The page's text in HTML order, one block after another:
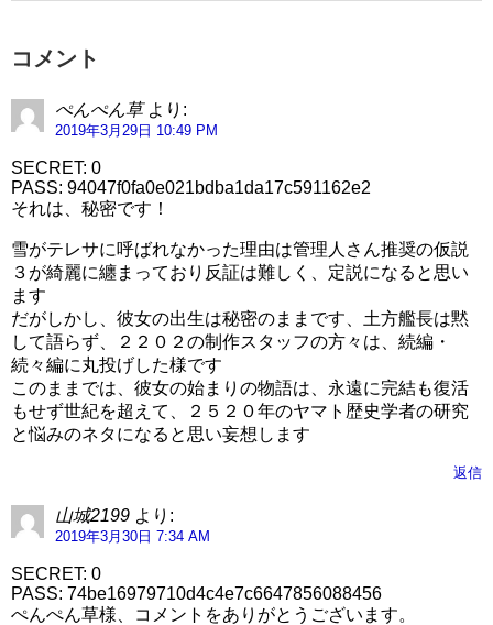
コメント
ぺんぺん草 より:
2019年3月29日 10:49 PM
SECRET: 0
PASS: 94047f0fa0e021bdba1da17c591162e2
それは、秘密です！
雪がテレサに呼ばれなかった理由は管理人さん推奨の仮説
３が綺麗に纏まっており反証は難しく、定説になると思い
ます
だがしかし、彼女の出生は秘密のままです、土方艦長は黙
して語らず、２２０２の制作スタッフの方々は、続編・
続々編に丸投げした様です
このままでは、彼女の始まりの物語は、永遠に完結も復活
もせず世紀を超えて、２５２０年のヤマト歴史学者の研究
と悩みのネタになると思い妄想します
返信
山城2199 より:
2019年3月30日 7:34 AM
SECRET: 0
PASS: 74be16979710d4c4e7c6647856088456
ぺんぺん草様、コメントをありがとうございます。